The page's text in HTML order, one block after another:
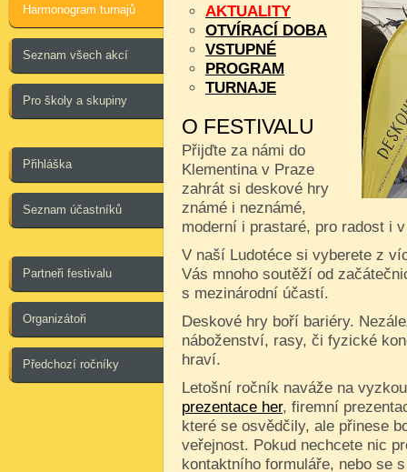
Harmonogram turnajů
Seznam všech akcí
Pro školy a skupiny
Přihláška
Seznam účastníků
Partneři festivalu
Organizátoři
Předchozí ročníky
AKTUALITY
OTVÍRACÍ DOBA
VSTUPNÉ
PROGRAM
TURNAJE
O FESTIVALU
Přijďte za námi do
Klementina v Praze
zahrát si deskové hry
známé i neznámé,
moderní i prastaré, pro radost i
V naší Ludotéce si vyberete z
Vás mnoho soutěží od
s mezinárodní účastí.
Deskové hry boří bariéry.
náboženství, rasy, či fyzické
hraví.
Letošní ročník naváže na
prezentace her, firemní
které se osvědčily, ale přinese
veřejnost. Pokud nechcete nic
kontaktního formuláře, nebo se